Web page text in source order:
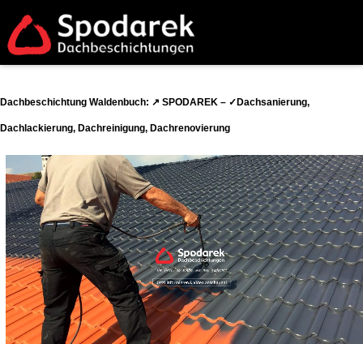
Dachbeschichtung Waldenbuch: ↗️ SPODAREK – ✓Dachsanierung,
Dachlackierung, Dachreinigung, Dachrenovierung